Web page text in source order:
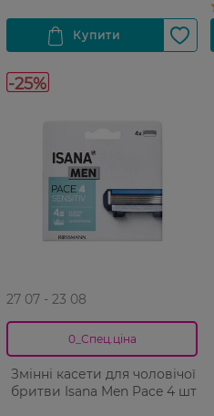
-25%
27 07 - 23 08
0_Спец.ціна
Змінні касети для чоловічої
бритви Isana Men Pace 4 шт